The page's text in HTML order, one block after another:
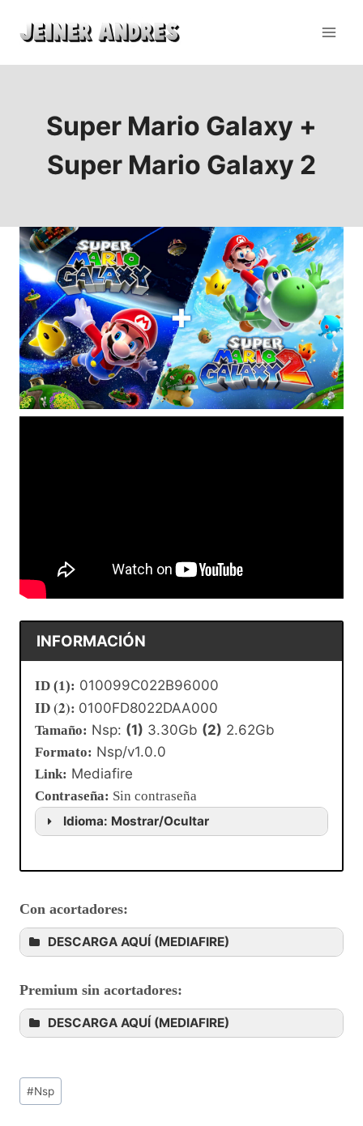
Super Mario Galaxy +
Super Mario Galaxy 2
INFORMACIÓN
ID (1): 010099C022B96000
ID (2): 0100FD8022DAA000
Tamaño: Nsp: (1) 3.30Gb (2) 2.62Gb
Formato: Nsp/v1.0.0
Link: Mediafire
Contraseña: Sin contraseña
Idioma: Mostrar/Ocultar
Con acortadores:
DESCARGA AQUÍ (MEDIAFIRE)
Premium sin acortadores:
DESCARGA AQUÍ (MEDIAFIRE)
#Nsp